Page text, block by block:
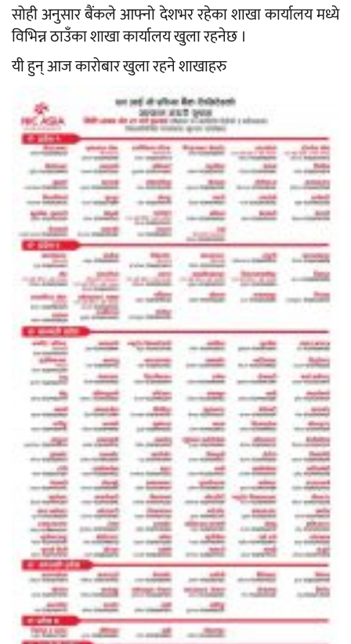
सोही अनुसार बैंकले आफ्नो देशभर रहेका शाखा कार्यालय मध्ये
विभिन्न ठाउँका शाखा कार्यालय खुला रहनेछ ।
यी हुन् आज कारोबार खुला रहने शाखाहरु